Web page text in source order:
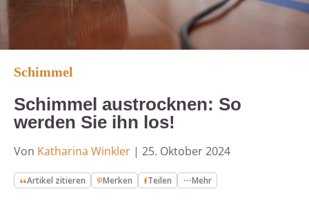
Schimmel
Schimmel austrocknen: So
werden Sie ihn los!
Von Katharina Winkler | 25. Oktober 2024
Artikel zitieren Merken Teilen Mehr